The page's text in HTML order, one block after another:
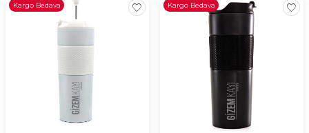
Kargo Bedava Kargo Bedava